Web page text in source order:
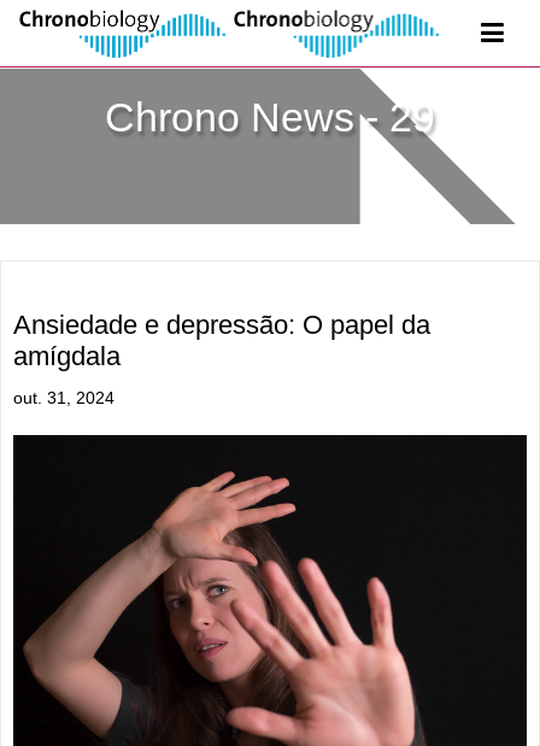
Chrono News - 29
Ansiedade e depressão: O papel da
amígdala
out. 31, 2024